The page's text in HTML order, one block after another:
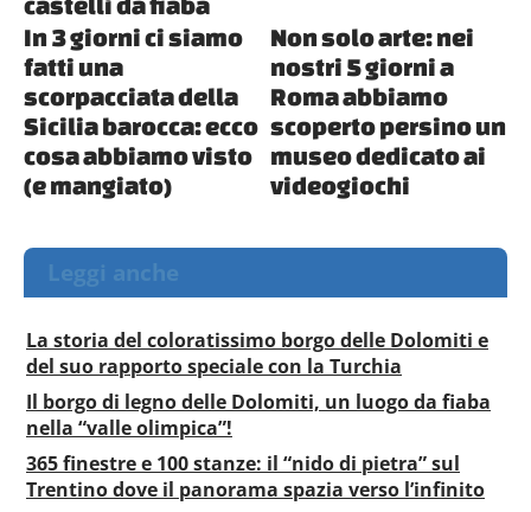
In 3 giorni ci siamo
fatti una
scorpacciata della
Sicilia barocca: ecco
cosa abbiamo visto
(e mangiato)
Non solo arte: nei
nostri 5 giorni a
Roma abbiamo
scoperto persino un
museo dedicato ai
videogiochi
Leggi anche
La storia del coloratissimo borgo delle Dolomiti e
del suo rapporto speciale con la Turchia
Il borgo di legno delle Dolomiti, un luogo da fiaba
nella “valle olimpica”!
365 finestre e 100 stanze: il “nido di pietra” sul
Trentino dove il panorama spazia verso l’infinito